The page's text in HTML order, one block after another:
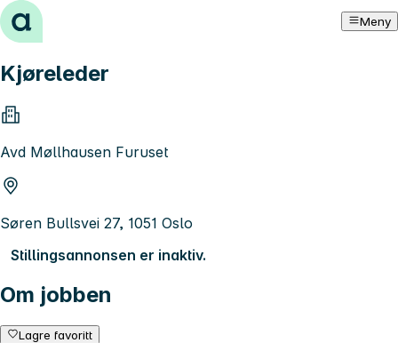
Hopp til innhold Meny
Kjøreleder
Avd Møllhausen Furuset
Søren Bullsvei 27, 1051 Oslo
Stillingsannonsen er inaktiv.
Om jobben
Lagre favoritt